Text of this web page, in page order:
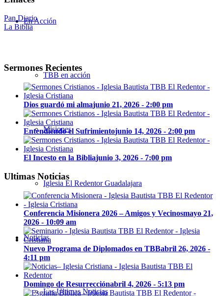
En Acción
TBB en acción
Misiones
Iglesia El Redentor Guadalajara
Noticias
Las Últimas Noticias
Pan Diario
La Biblia
Sermones Recientes
Dios guardó mi almajunio 21, 2026 - 2:00 pm
Entendiendo el Sufrimientojunio 14, 2026 - 2:00 pm
El Incesto en la Bibliajunio 3, 2026 - 7:00 pm
Ultimas Noticias
Conferencia Misionera 2026 – Amigos y Vecinosmayo 21,
2026 - 10:09 am
Nuevo Programa de Diplomados en TBBabril 26, 2026 -
4:11 pm
Domingo de Resurrecciónabril 4, 2026 - 5:13 pm